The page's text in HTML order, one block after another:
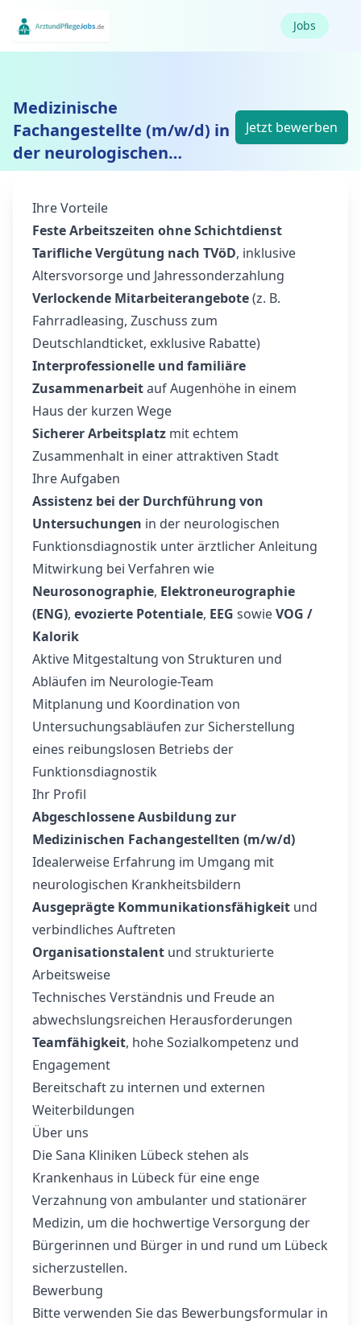
Jobs
Medizinische
Fachangestellte (m/w/d) in
der neurologischen
Funktionsdiagnostik
Jetzt bewerben
Ihre Vorteile
Feste Arbeitszeiten ohne Schichtdienst
Tarifliche Vergütung nach TVöD, inklusive
Altersvorsorge und Jahressonderzahlung
Verlockende Mitarbeiterangebote(z. B.
Fahrradleasing, Zuschuss zum
Deutschlandticket, exklusive Rabatte)
Interprofessionelle und familiäre
Zusammenarbeitauf Augenhöhe in einem
Haus der kurzen Wege
Sicherer Arbeitsplatz mit echtem
Zusammenhalt in einer attraktiven Stadt
Ihre Aufgaben
Assistenz bei der Durchführung von
Untersuchungen in der neurologischen
Funktionsdiagnostik unter ärztlicher Anleitung
Mitwirkung bei Verfahren wie
Neurosonographie, Elektroneurographie
(ENG), evozierte Potentiale, EEG sowieVOG /
Kalorik
Aktive Mitgestaltung von Strukturen und
Abläufen im Neurologie-Team
Mitplanung und Koordination von
Untersuchungsabläufen zur Sicherstellung
eines reibungslosen Betriebs der
Funktionsdiagnostik
Ihr Profil
Abgeschlossene Ausbildung zur
Medizinischen Fachangestellten (m/w/d)
Idealerweise Erfahrung im Umgang mit
neurologischen Krankheitsbildern
Ausgeprägte Kommunikationsfähigkeit und
verbindliches Auftreten
Organisationstalent und strukturierte
Arbeitsweise
Technisches Verständnis und Freude an
abwechslungsreichen Herausforderungen
Teamfähigkeit, hohe Sozialkompetenz und
Engagement
Bereitschaft zu internen und externen
Weiterbildungen
Über uns
Die Sana Kliniken Lübeck stehen als
Krankenhaus in Lübeck für eine enge
Verzahnung von ambulanter und stationärer
Medizin, um die hochwertige Versorgung der
Bürgerinnen und Bürger in und rund um Lübeck
sicherzustellen.
Bewerbung
Bitte verwenden Sie das Bewerbungsformular in